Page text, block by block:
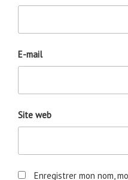
E-mail
Site web
Enregistrer mon nom,